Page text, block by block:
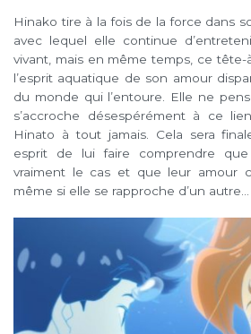
Hinako tire à la fois de la force dans
avec lequel elle continue
vivant, mais en même temps, ce
l’esprit aquatique de son amour
du monde qui l’entoure. Elle ne
s’accroche désespérément à ce
Hinato à tout jamais. Cela sera
esprit de lui faire comprendre
vraiment le cas et que leur amour
même si elle se rapproche d’un autre…